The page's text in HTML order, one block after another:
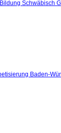
Baden-